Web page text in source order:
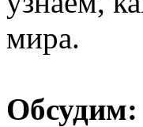
мира.
Обсудим: